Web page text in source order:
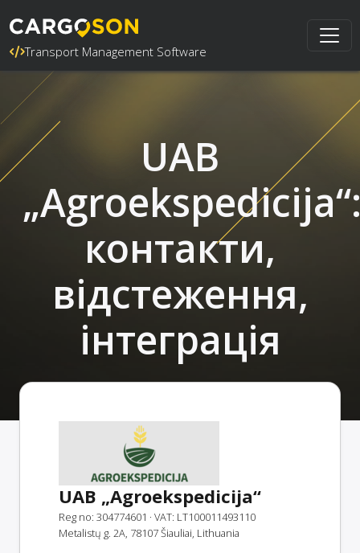
Transport Management Software
UAB
контакти,
відстеження,
інтеграція
UAB „Agroekspedicija“
Reg no: 304774601 · VAT: LT100011493110
Metalistų g. 2A, 78107 Šiauliai, Lithuania